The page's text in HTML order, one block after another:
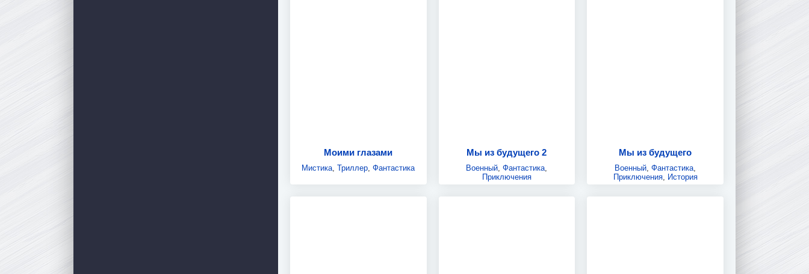
Моими глазами
Мистика,Триллер,Фантастика
Мы из будущего 2
Военный,Фантастика,
Приключения
Мы из будущего
Военный,Фантастика,
Приключения, История